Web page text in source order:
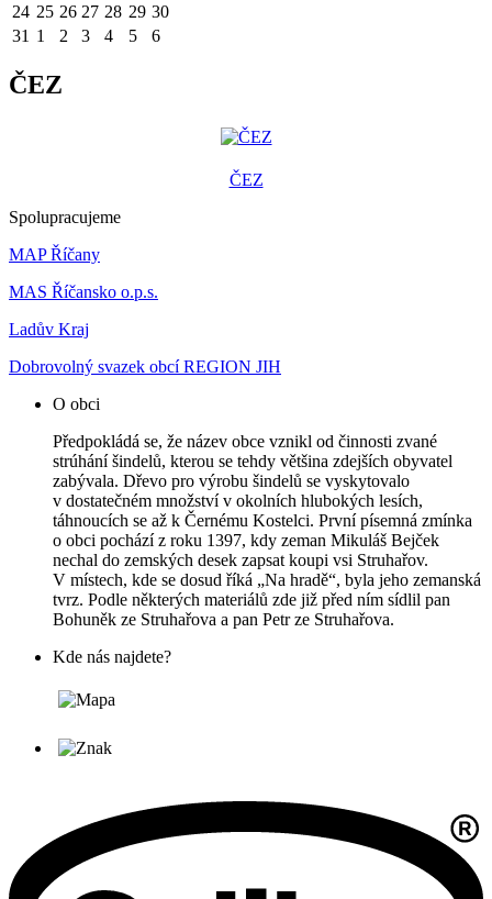
24 25 26 27 28 29 30
31 1 2 3 4 5 6
ČEZ
ČEZ
Spolupracujeme
MAP Říčany
MAS Říčansko o.p.s.
Ladův Kraj
Dobrovolný svazek obcí REGION JIH
O obci
Předpokládá se, že název obce vznikl od činnosti zvané
strúhání šindelů, kterou se tehdy většina zdejších obyvatel
zabývala. Dřevo pro výrobu šindelů se vyskytovalo
v dostatečném množství v okolních hlubokých lesích,
táhnoucích se až k Černému Kostelci. První písemná zmínka
o obci pochází z roku 1397, kdy zeman Mikuláš Bejček
nechal do zemských desek zapsat koupi vsi Struhařov.
V místech, kde se dosud říká „Na hradě“, byla jeho zemanská
tvrz. Podle některých materiálů zde již před ním sídlil pan
Bohuněk ze Struhařova a pan Petr ze Struhařova.
Kde nás najdete?